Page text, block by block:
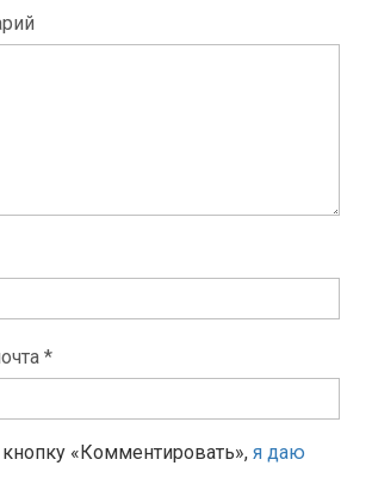
*
«Комментировать», я даю